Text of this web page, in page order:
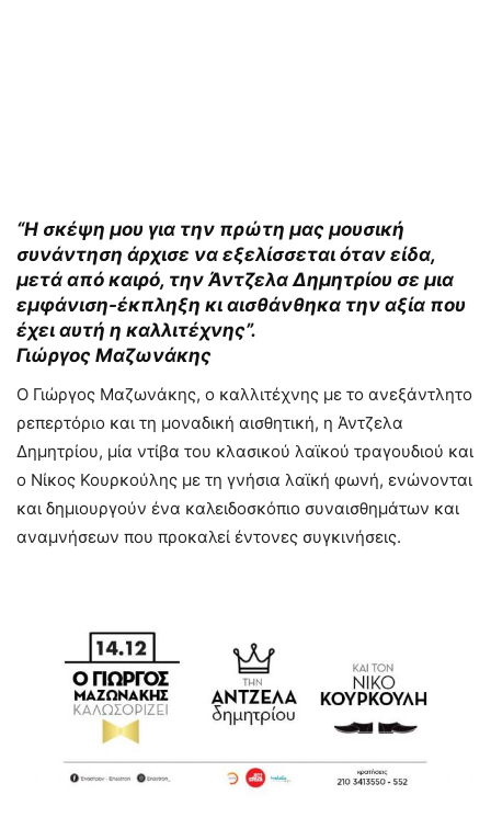
“Η σκέψη μου για την πρώτη μας μουσική
συνάντηση άρχισε να εξελίσσεται όταν είδα,
μετά από καιρό, την Άντζελα Δημητρίου σε μια
εμφάνιση-έκπληξη κι αισθάνθηκα την αξία που
έχει αυτή η καλλιτέχνης”.
Γιώργος Μαζωνάκης
Ο Γιώργος Μαζωνάκης, ο καλλιτέχνης με το ανεξάντλητο
ρεπερτόριο και τη μοναδική αισθητική, η Άντζελα
Δημητρίου, μία ντίβα του κλασικού λαϊκού τραγουδιού και
ο Νίκος Κουρκούλης με τη γνήσια λαϊκή φωνή, ενώνονται
και δημιουργούν ένα καλειδοσκόπιο συναισθημάτων και
αναμνήσεων που προκαλεί έντονες συγκινήσεις.